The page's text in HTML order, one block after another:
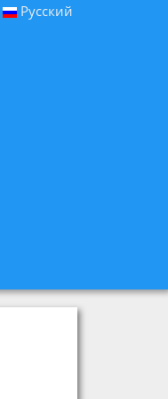
Русский